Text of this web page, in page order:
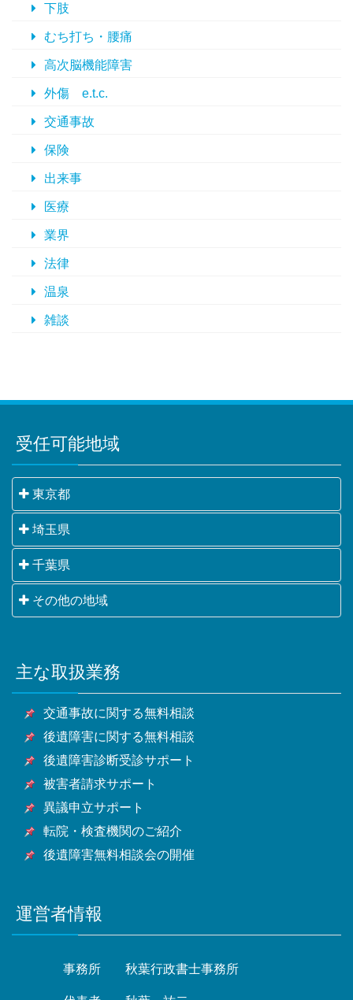
下肢
むち打ち・腰痛
高次脳機能障害
外傷 e.t.c.
交通事故
保険
出来事
医療
業界
法律
温泉
雑談
受任可能地域
東京都
千代田区・中央区・港区・新宿区・文京区・台東区・
墨田区・江東区・品川区・目黒区・大田区・世田谷
区・渋谷区・中野区・杉並区・豊島区・北区・荒川
区・板橋区・練馬区・足立区・葛飾区・江戸川区・八
王子市・立川市・武蔵野市・三鷹市・青梅市・府中
市・東大和市・清瀬市・東久留米市・武蔵村山市・多
摩市・稲城市・羽村市・あきる野市・西東京市他東京
都全域
埼玉県
さいたま市・川越市・熊谷市・川口市・行田市・秩父
市・所沢市・飯能市・加須市・本庄市・東松山市・春
日部市・狭山市・羽生市・鴻巣市・深谷市・上尾市・
潮市・富士見市・三郷市・蓮田市・坂戸市・幸手市・
鶴ヶ島市・日高市・吉川市・ふじみ野市・白岡市他埼
千葉県
千葉市・銚子市・市川市・船橋市・館山市・木更津
市・松戸市・野田市・茂原市・成田市・佐倉市・東金
市・富津市・浦安市・四街道市・袖ケ浦市・八街市・
印西市・白井市・富里市・南房総市・匝瑳市・香取
市・山武市・いすみ市・大網白里市他千葉県全域
その他の地域
甲府市・山梨市・南アルプス市他山梨県全域・長野
県・静岡県等
主な取扱業務
交通事故に関する無料相談
後遺障害に関する無料相談
後遺障害診断受診サポート
被害者請求サポート
異議申立サポート
転院・検査機関のご紹介
後遺障害無料相談会の開催
運営者情報
事務所 秋葉行政書士事務所